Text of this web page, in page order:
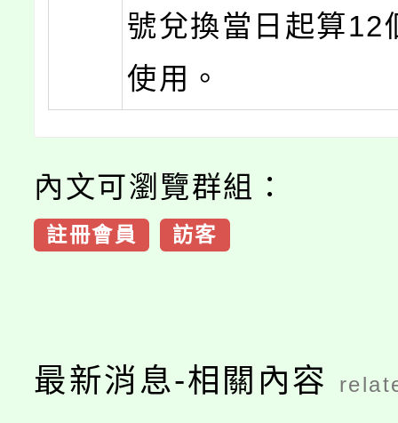
號兌換當日起算12
使用。
內文可瀏覽群組：
註冊會員 訪客
最新消息-相關內容